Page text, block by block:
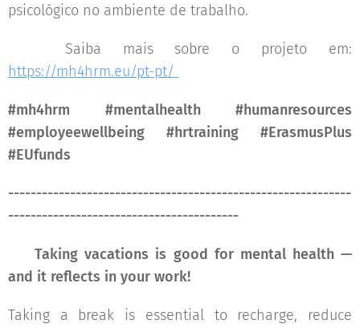
psicológico no ambiente de trabalho.
🔗 Saiba mais sobre o projeto em:
https://mh4hrm.eu/pt-pt/
#mh4hrm #mentalhealth #humanresources
#employeewellbeing #hrtraining #ErasmusPlus
#EUfunds
-------------------------------------------------------------
-----------------------------------------
🧠Taking vacations is good for mental health —
and it reflects in your work!
Taking a break is essential to recharge, reduce